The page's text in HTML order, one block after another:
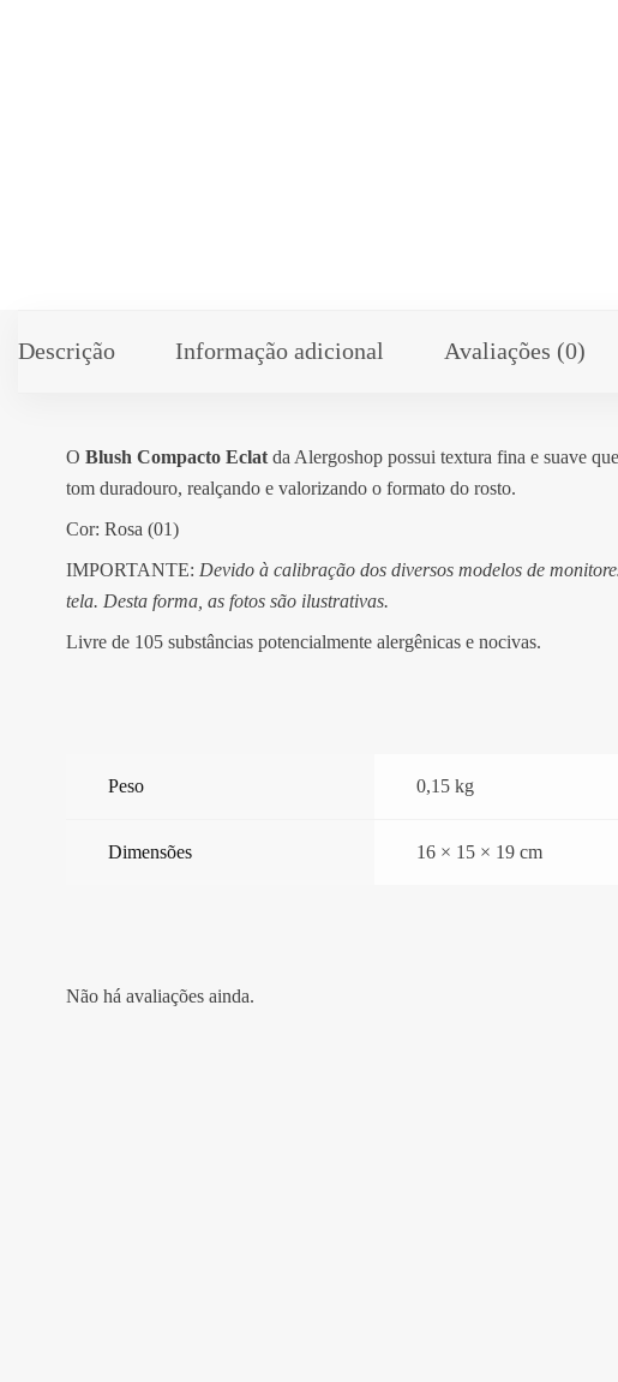
Descrição Informação adicional Avaliações (0)
O Blush Compacto Eclat da Alergoshop possui textura fina e suave
tom duradouro, realçando e valorizando o formato do rosto.
Cor: Rosa (01)
IMPORTANTE: Devido à calibração dos diversos modelos de
tela. Desta forma, as fotos são ilustrativas.
Livre de 105 substâncias potencialmente alergênicas e nocivas.
Peso 0,15 kg
Dimensões 16 × 15 × 19 cm
Não há avaliações ainda.